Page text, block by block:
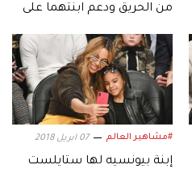
من الحريق ودعم ابنتهما على
#مشاهير العالم 07 ابريل 2018
إبنة بيونسيه لها ستايلست